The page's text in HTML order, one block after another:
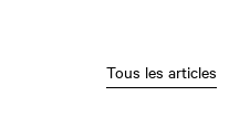
Tous les articles